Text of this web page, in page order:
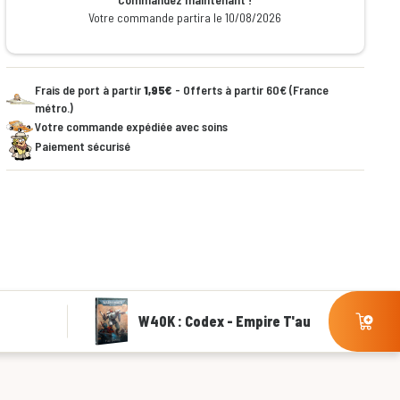
Votre commande partira le 10/08/2026
Frais de port à partir1,95€ - Offerts à partir 60€ (France
métro.)
Votre commande expédiée avec soins
Paiement sécurisé
W40K : Codex - Empire T'au